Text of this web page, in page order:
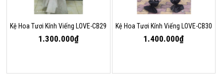
Kệ Hoa Tươi Kính Viếng LOVE-CB29
1.300.000₫
Kệ Hoa Tươi Kính Viếng LOVE-CB30
1.400.000₫